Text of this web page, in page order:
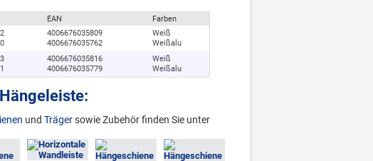
EAN
Farben
4006676035809
4006676035762
Weiß
Weißalu
4006676035816
4006676035779
Weiß
Weißalu
und Trägersowie Zubehör finden Sie unter